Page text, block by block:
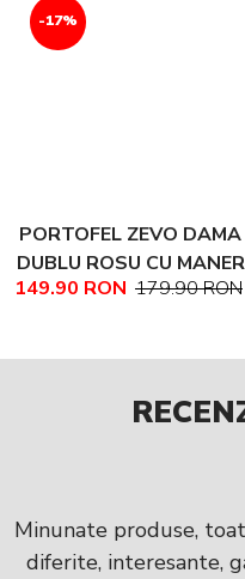
-17%
PORTOFEL ZEVO DAMA
DUBLU ROSU CU MANER
PIELE NATURALA
149.90 RON 179.90 RON
Minunate produse,
diferite, interesante,